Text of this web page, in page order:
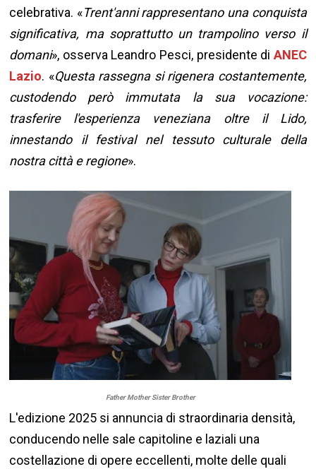
celebrativa. «Trent'anni rappresentano una conquista
significativa, ma soprattutto un trampolino verso il
domani», osserva Leandro Pesci, presidente di ANEC
Lazio. «Questa rassegna si rigenera costantemente,
custodendo però immutata la sua vocazione:
trasferire l'esperienza veneziana oltre il Lido,
innestando il festival nel tessuto culturale della
nostra città e regione».
Father Mother Sister Brother
L'edizione 2025 si annuncia di straordinaria densità,
conducendo nelle sale capitoline e laziali una
costellazione di opere eccellenti, molte delle quali